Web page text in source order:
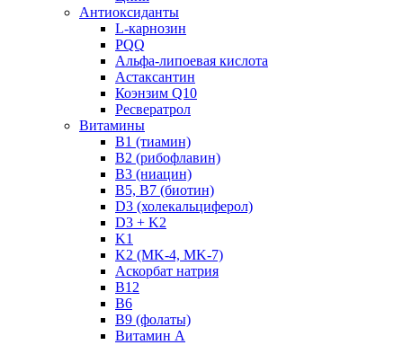
Антиоксиданты
L-карнозин
PQQ
Альфа-липоевая кислота
Астаксантин
Коэнзим Q10
Ресвератрол
Витамины
B1 (тиамин)
B2 (рибофлавин)
B3 (ниацин)
B5, B7 (биотин)
D3 (холекальциферол)
D3 + K2
K1
K2 (MK-4, MK-7)
Аскорбат натрия
В12
В6
В9 (фолаты)
Витамин A